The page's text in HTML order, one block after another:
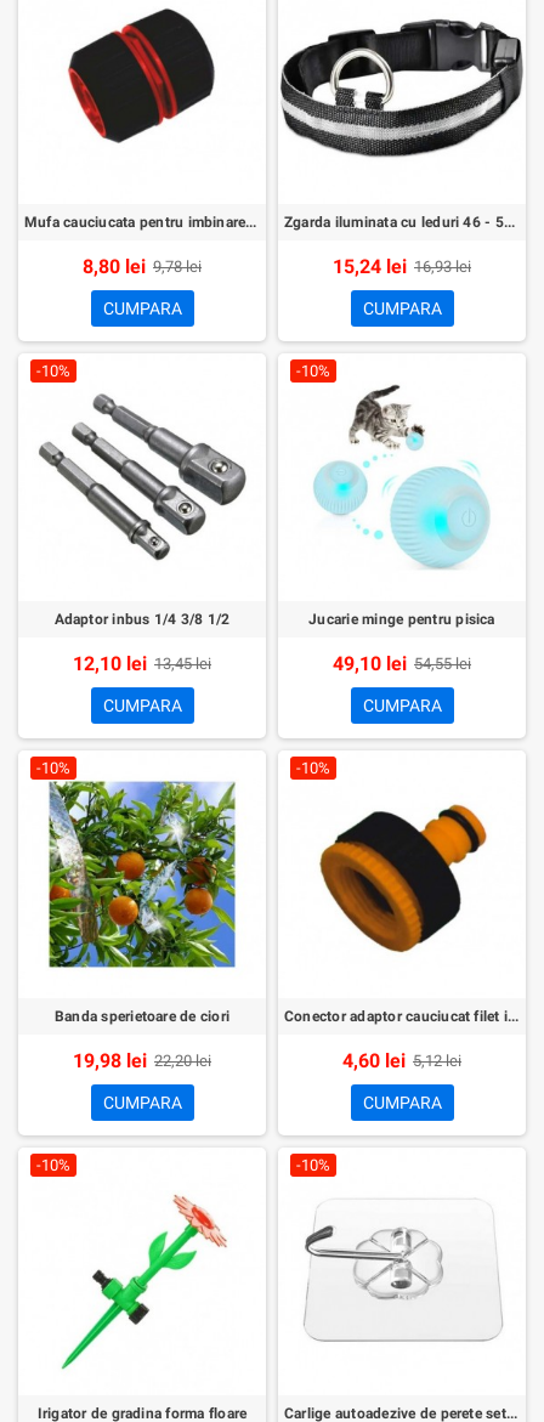
Mufa cauciucata pentru imbinare furtun (1/2-1/2)
8,80 lei 9,78 lei
CUMPARA
Zgarda iluminata cu leduri 46 - 54 cm
15,24 lei 16,93 lei
CUMPARA
-10%
Adaptor inbus 1/4 3/8 1/2
12,10 lei 13,45 lei
CUMPARA
-10%
Jucarie minge pentru pisica
49,10 lei 54,55 lei
CUMPARA
-10%
Banda sperietoare de ciori
19,98 lei 22,20 lei
CUMPARA
-10%
Conector adaptor cauciucat filet interior furtun 1/2x3/4
4,60 lei 5,12 lei
CUMPARA
-10%
Irigator de gradina forma floare
-10%
Carlige autoadezive de perete set 10buc